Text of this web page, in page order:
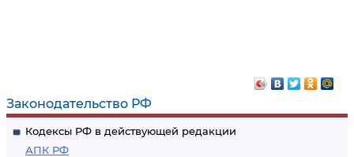
Законодательство РФ
Кодексы РФ в действующей редакции
АПК РФ